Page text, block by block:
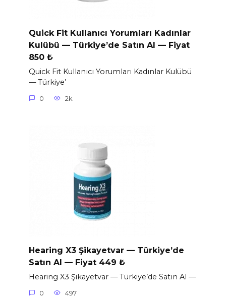
Quick Fit Kullanıcı Yorumları Kadınlar
Kulübü — Türkiye’de Satın Al — Fiyat
850 ₺
Quick Fit Kullanıcı Yorumları Kadınlar Kulübü
— Türkiye’
0 2k.
Hearing X3 Şikayetvar — Türkiye’de
Satın Al — Fiyat 449 ₺
Hearing X3 Şikayetvar — Türkiye’de Satın Al —
0 497